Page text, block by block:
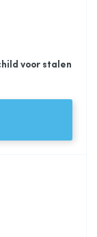
voor stalen